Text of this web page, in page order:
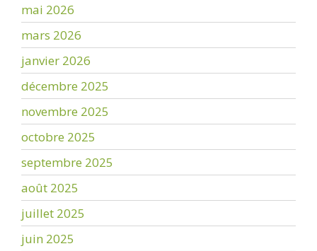
mai 2026
mars 2026
janvier 2026
décembre 2025
novembre 2025
octobre 2025
septembre 2025
août 2025
juillet 2025
juin 2025